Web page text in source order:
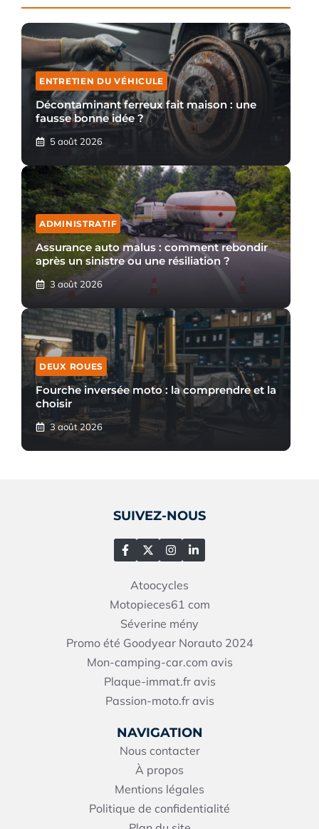
ENTRETIEN DU VÉHICULE
Décontaminant ferreux fait maison : une
fausse bonne idée ?
5 août 2026
ADMINISTRATIF
Assurance auto malus : comment rebondir
après un sinistre ou une résiliation ?
3 août 2026
DEUX ROUES
Fourche inversée moto : la comprendre et la
choisir
3 août 2026
NAVIGATION
Nous contacter
À propos
Mentions légales
Politique de confidentialité
SUIVEZ-NOUS
Atoocycles
Motopieces61 com
Séverine mény
Promo été Goodyear Norauto 2024
Mon-camping-car.com avis
Plaque-immat.fr avis
Passion-moto.fr avis